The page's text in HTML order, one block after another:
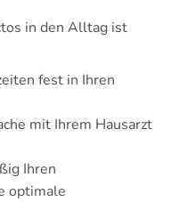
in den Alltag ist
fest in Ihren
mit Ihrem Hausarzt
Ihren
optimale